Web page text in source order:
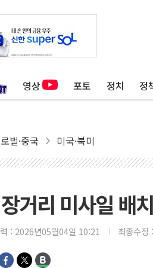
영상 포토 정치 정
벌·중국 미국·북미
거리 미사일 배
: 2026년05월04일 10:21 최종수정 :